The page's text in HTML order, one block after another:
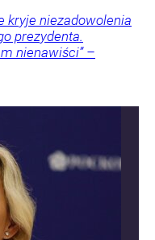
kryje niezadowolenia
prezydenta.
nienawiści” –